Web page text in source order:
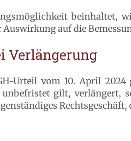
beinhaltet,
auf die
Verlängerung
Urteil vom 10. April
gilt, verlängert,
Rechtsgeschäft,